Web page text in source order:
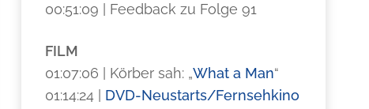
00:51:09 | Feedback zu Folge 91
FILM
01:07:06 | Körber sah: „What a Man“
01:14:24 | DVD-Neustarts/Fernsehkino